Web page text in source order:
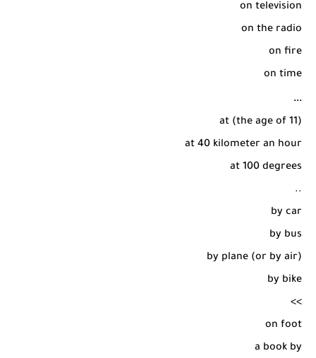
on television
on the radio
on fire
on time
...
at (the age of 11)
at 40 kilometer an hour
at 100 degrees
..
by car
by bus
by plane (or by air)
by bike
>>
on foot
a book by